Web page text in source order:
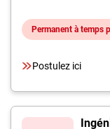
Permanent à temps
Postulez ici